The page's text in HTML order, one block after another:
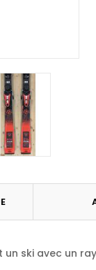
un ski avec un